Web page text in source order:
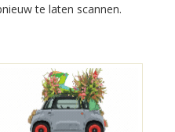
te laten scannen.